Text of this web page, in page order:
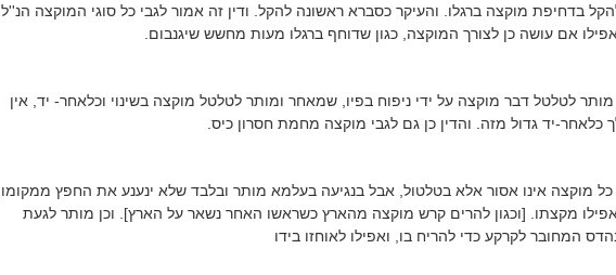
בדחיפת מוקצה ברגלו. והעיקר כסברא ראשונה להקל. ודין זה אמור לגבי כל סוגי המוקצה הנ''ל.
אם עושה כן לצורך המוקצה, כגון שדוחף ברגלו מעות מחשש שיגנבום.
מותר לטלטל דבר מוקצה על ידי ניפוח בפיו, שמאחר ומותר לטלטל מוקצה בשינוי וכלאחר- יד, אין
כלאחר-יד גדול מזה. והדין כן גם לגבי מוקצה מחמת חסרון כיס.
כל מוקצה אינו אסור אלא בטלטול, אבל בנגיעה בעלמא מותר ובלבד שלא ינענע את החפץ ממקומו,
מקצתו. [וכגון להרים קרש מוקצה מהארץ כשראשו האחר נשאר על הארץ]. וכן מותר לגעת
המחובר לקרקע כדי להריח בו, ואפילו לאוחזו בידו